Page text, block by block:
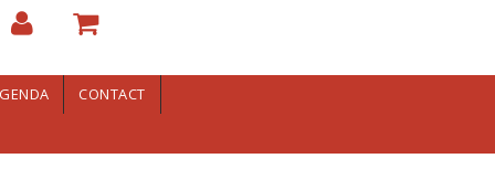
CONTACT